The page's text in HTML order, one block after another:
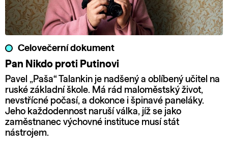
Celovečerní dokument
Pan Nikdo proti Putinovi
Pavel „Paša“ Talankin je nadšený a oblíbený učitel na
ruské základní škole. Má rád maloměstský život,
nevstřícné počasí, a dokonce i špinavé paneláky.
Jeho každodennost naruší válka, jíž se jako
zaměstnanec výchovné instituce musí stát
nástrojem.